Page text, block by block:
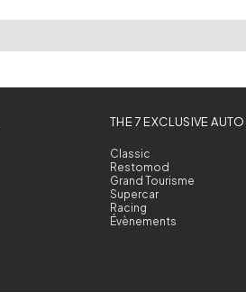
THE 7 EXCLUSIVE AUTO
Classic
Restomod
Grand Tourisme
Supercar
Racing
Évènements